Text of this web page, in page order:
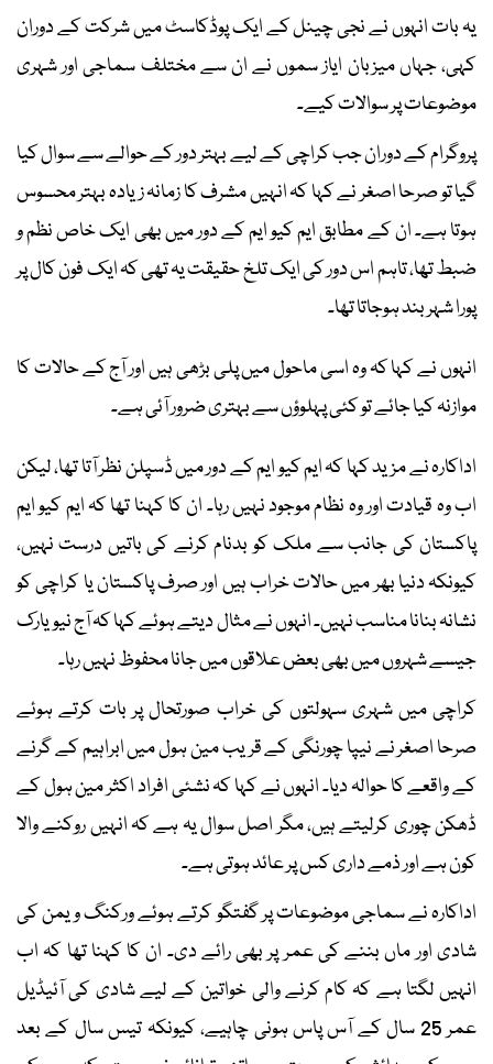
یہ بات انہوں نے نجی چینل کے ایک پوڈکاسٹ میں شرکت کے دوران
کہی، جہاں میزبان ایاز سموں نے ان سے مختلف سماجی اور شہری
موضوعات پر سوالات کیے۔
پروگرام کے دوران جب کراچی کے لیے بہتر دور کے حوالے سے سوال کیا
گیا تو صرحا اصغر نے کہا کہ انہیں مشرف کا زمانہ زیادہ بہتر محسوس
ہوتا ہے۔ ان کے مطابق ایم کیو ایم کے دور میں بھی ایک خاص نظم و
ضبط تھا، تاہم اس دور کی ایک تلخ حقیقت یہ تھی کہ ایک فون کال پر
پورا شہر بند ہوجاتا تھا۔
انہوں نے کہا کہ وہ اسی ماحول میں پلی بڑھی ہیں اور آج کے حالات کا
موازنہ کیا جائے تو کئی پہلوؤں سے بہتری ضرور آئی ہے۔
اداکارہ نے مزید کہا کہ ایم کیو ایم کے دور میں ڈسپلن نظر آتا تھا، لیکن
اب وہ قیادت اور وہ نظام موجود نہیں رہا۔ ان کا کہنا تھا کہ ایم کیو ایم
پاکستان کی جانب سے ملک کو بدنام کرنے کی باتیں درست نہیں،
کیونکہ دنیا بھر میں حالات خراب ہیں اور صرف پاکستان یا کراچی کو
نشانہ بنانا مناسب نہیں۔ انہوں نے مثال دیتے ہوئے کہا کہ آج نیویارک
جیسے شہروں میں بھی بعض علاقوں میں جانا محفوظ نہیں رہا۔
کراچی میں شہری سہولتوں کی خراب صورتحال پر بات کرتے ہوئے
صرحا اصغر نے نیپا چورنگی کے قریب مین ہول میں ابراہیم کے گرنے
کے واقعے کا حوالہ دیا۔ انہوں نے کہا کہ نشئی افراد اکثر مین ہول کے
ڈھکن چوری کرلیتے ہیں، مگر اصل سوال یہ ہے کہ انہیں روکنے والا
کون ہے اور ذمے داری کس پر عائد ہوتی ہے۔
اداکارہ نے سماجی موضوعات پر گفتگو کرتے ہوئے ورکنگ ویمن کی
شادی اور ماں بننے کی عمر پر بھی رائے دی۔ ان کا کہنا تھا کہ اب
انہیں لگتا ہے کہ کام کرنے والی خواتین کے لیے شادی کی آئیڈیل
عمر 25 سال کے آس پاس ہونی چاہیے، کیونکہ تیس سال کے بعد